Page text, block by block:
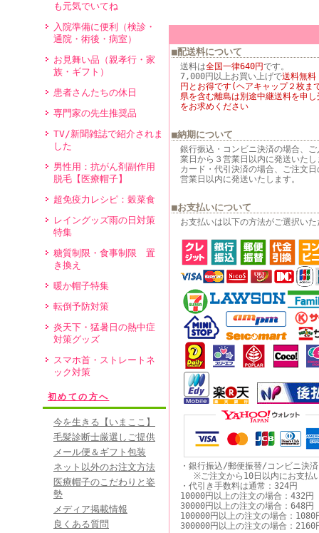
も元気でいてね
入院準備に便利（検診・
通院・術後・病室）
お見舞い品（親孝行・家
族・ギフト）
患者さんたちの休日
専門家の先生推奨品
TV/新聞雑誌で紹介されま
した
男性用：抗がん剤副作用
脱毛【医療帽子】
超免疫力レシピ：穀菜食
レイングッズ雨の日対策
特集
糖質制限・食事制限 置
き換え
暖か帽子特集
転倒予防対策
炎天下・猛暑日の熱中症
対策グッズ
スマホ首・ストレートネ
ック対策
初めての方へ
今を生きる【いまここ】
毛髪診断士厳選しご提供
メール便＆ギフト包装
ネット以外のお注文方法
医療帽子のこだわりと姿
勢
メディア掲載情報
良くある質問
■配送料について
送料は全国一律640円です。
7,000円以上お買い上げで送料無料
円とお得です(ヘアキャップ２枚ま
県を含む離島は別途中継送料を申
をお求めください
■納期について
銀行振込・コンビニ決済の場合、
業日から３営業日以内に発送いたし
カード・代引決済の場合、ご注文
営業日以内に発送いたします。
■お支払いについて
お支払いは以下の方法がご選択い
・銀行振込/郵便振替/コンビニ決
※ご注文から10日以内にお支払
・代引き手数料は通常：324円
10000円以上の注文の場合：432円
30000円以上の注文の場合：648円
100000円以上の注文の場合：1080
300000円以上の注文の場合：2160